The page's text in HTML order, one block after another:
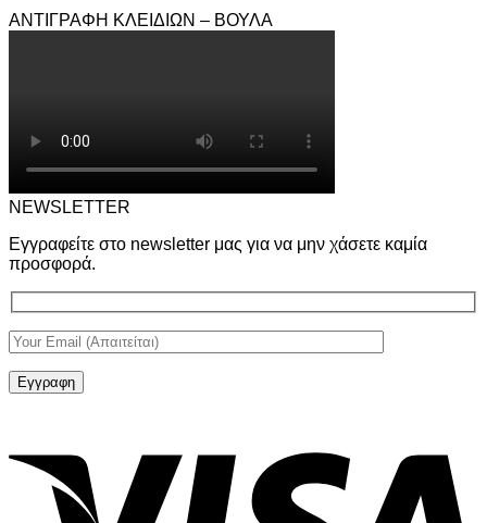
ΑΝΤΙΓΡΑΦΗ ΚΛΕΙΔΙΩΝ – ΒΟΥΛΑ
NEWSLETTER
Εγγραφείτε στο newsletter μας για να μην χάσετε καμία
προσφορά.